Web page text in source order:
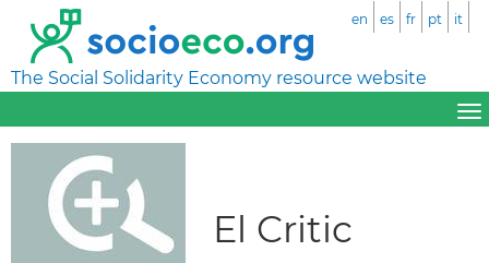
The Social Solidarity Economy resource website
en es fr pt it
El Critic